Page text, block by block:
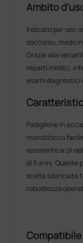
Ambito
Indicato per uso
soccorso,
Grazie alla
reparti medici,
esami diagnostici
Padiglione in
monoblocco
resistente a oli
di 5 anni. Queste
scelta bilanciata
robustezza